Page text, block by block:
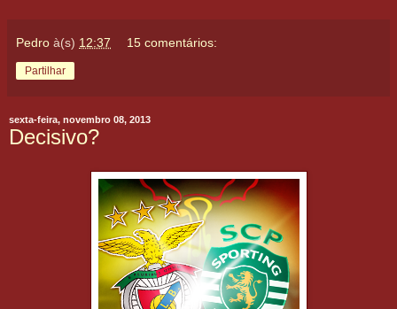
Pedro à(s) 12:37 15 comentários:
Partilhar
sexta-feira, novembro 08, 2013
Decisivo?